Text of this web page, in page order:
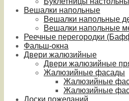
Вешалки напольные
Вешалки напольные
Вешалки напольные
Реечные перегородки
Фальш-окна
Двери жалюзийные
Двери жалюзийные
Жалюзийные фасады
Жалюзийные
Жалюзийные
Доски пожеланий